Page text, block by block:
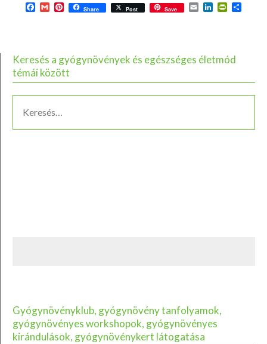
Facebook
GmailPinterest
Share Post Save EmailLinkedIn
Keresés a gyógynövények és egészséges életmód
témái között
Gyógynövényklub, gyógynövény tanfolyamok,
gyógynövényes workshopok, gyógynövényes
kirándulások, gyógynövénykert látogatása